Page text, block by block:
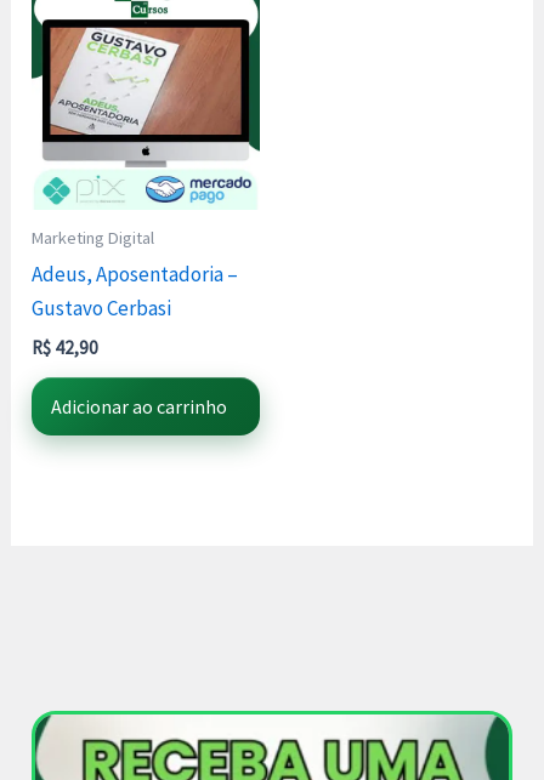
Marketing Digital
Adeus, Aposentadoria –
Gustavo Cerbasi
R$ 42,90
Adicionar ao carrinho